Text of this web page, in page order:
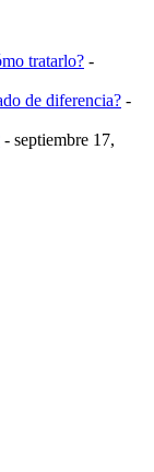
tratarlo? -
de diferencia? -
- septiembre 17,